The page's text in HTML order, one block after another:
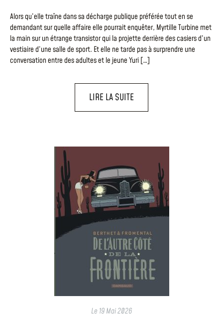
Alors qu’elle traîne dans sa décharge publique préférée tout en se
demandant sur quelle affaire elle pourrait enquêter, Myrtille Turbine met
la main sur un étrange transistor qui la projette derrière des casiers d’un
vestiaire d’une salle de sport. Et elle ne tarde pas à surprendre une
conversation entre des adultes et le jeune Yuri […]
LIRE LA SUITE
Le 19 Mai 2026